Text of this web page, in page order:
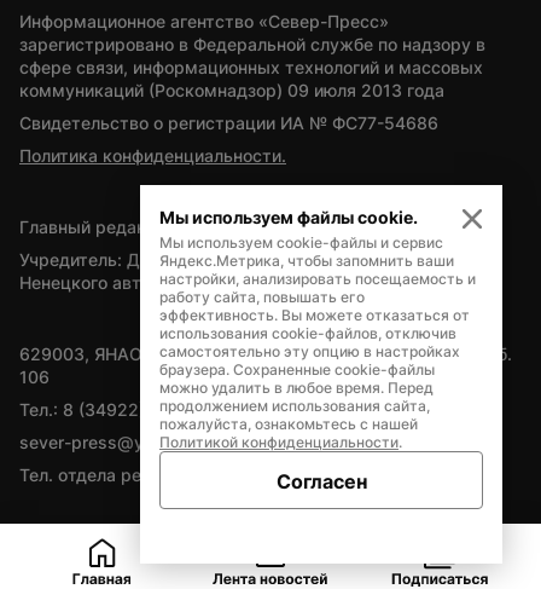
Информационное агентство «Север-Пресс»
зарегистрировано в Федеральной службе по надзору в
сфере связи, информационных технологий и массовых
коммуникаций (Роскомнадзор) 09 июля 2013 года
Свидетельство о регистрации ИА № ФС77-54686
Политика конфиденциальности.
Главный редактор — А.Л. Поздеев
Учредитель: Департамент внутренней политики Ямало-
Ненецкого автономного округа
629003, ЯНАО, Салехард, мкр. Богдана Кнунянца, д.1, каб.
106
Тел.: 8 (34922) 71262
sever-press@yamal-media.ru
Тел. отдела рекламы: 8 (34922) 42728
Мы используем файлы cookie.
Мы используем cookie-файлы и сервис
Яндекс.Метрика, чтобы запомнить ваши
настройки, анализировать посещаемость и
работу сайта, повышать его
эффективность. Вы можете отказаться от
использования cookie-файлов, отключив
самостоятельно эту опцию в настройках
браузера. Сохраненные cookie-файлы
можно удалить в любое время. Перед
продолжением использования сайта,
пожалуйста, ознакомьтесь с нашей
Политикой конфиденциальности.
Согласен